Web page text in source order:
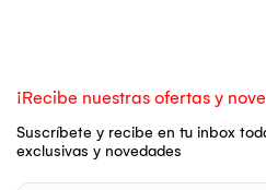
¡Recibe nuestras ofertas y
Suscríbete y recibe en tu inbox
exclusivas y novedades